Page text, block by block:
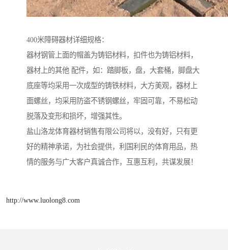
400米障碍器材详细规格：
器材钢管上面的帽盖为铸铝材料，扣件也为铸铝材料，
器材上的其他 配件，如：踏脚板，盘，大套桶，脚盘大
底座等均采用一次成型的铸铁材料，大方美观，器材上
面螺丝，均采用防盗不锈钢螺丝，牢固可靠，不易松动
脱落及变形和损坏，增强其性。
盐山洛龙体育器材销售有限公司将以，没有好，只有更
好的精神承诺，为社会提供，利国利民的体育用品，热
情的服务与广大客户真诚合作，互惠互利，共谋发展！
http://www.luolong8.com